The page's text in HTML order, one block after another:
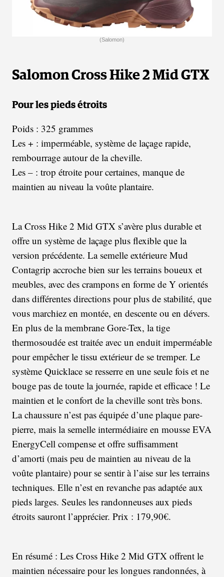
(Salomon)
Salomon Cross Hike 2 Mid GTX
Pour les pieds étroits
Poids : 325 grammes
Les + : imperméable, système de laçage rapide,
rembourrage autour de la cheville.
Les – : trop étroite pour certaines, manque de
maintien au niveau la voûte plantaire.
La Cross Hike 2 Mid GTX s’avère plus durable et
offre un système de laçage plus flexible que la
version précédente. La semelle extérieure Mud
Contagrip accroche bien sur les terrains boueux et
meubles, avec des crampons en forme de Y orientés
dans différentes directions pour plus de stabilité, que
vous marchiez en montée, en descente ou en dévers.
En plus de la membrane Gore-Tex, la tige
thermosoudée est traitée avec un enduit imperméable
pour empêcher le tissu extérieur de se tremper. Le
système Quicklace se resserre en une seule fois et ne
bouge pas de toute la journée, rapide et efficace ! Le
maintien et le confort de la cheville sont très bons.
La chaussure n’est pas équipée d’une plaque pare-
pierre, mais la semelle intermédiaire en mousse EVA
EnergyCell compense et offre suffisamment
d’amorti (mais peu de maintien au niveau de la
voûte plantaire) pour se sentir à l’aise sur les terrains
techniques. Elle n’est en revanche pas adaptée aux
pieds larges. Seules les randonneuses aux pieds
étroits sauront l’apprécier. Prix : 179,90€.
En résumé : Les Cross Hike 2 Mid GTX offrent le
maintien nécessaire pour les longues randonnées, à